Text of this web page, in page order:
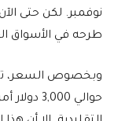
نوفمبر. لكن حتى
طرحه في الأسواق
وبخصوص السعر،
حوالي